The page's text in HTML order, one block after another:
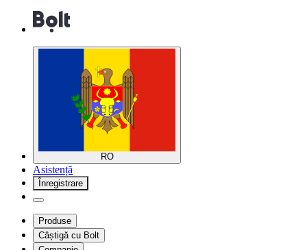
RO
Asistență
Înregistrare
Produse
Câștigă cu Bolt